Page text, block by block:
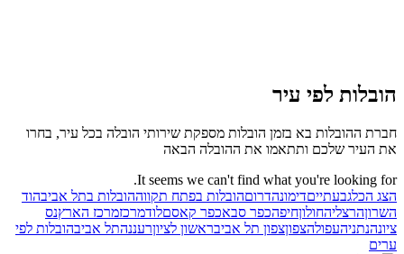
הובלות לפי עיר
חברת ההובלות בא בזמן הובלות מספקת שירותי הובלה בכל עיר, בחרו
את העיר שלכם ותתאמו את ההובלה הבאה
It seems we can't find what you're looking for.
הצג הכלגבעתייםדימונהדרוםהובלות בפתח תקווההובלות בתל אביבהוד
השרוןהרצליהחולוןחיפהכפר סבאכפר קאסםלודמרכזמרכז הארץנס
ציונהנתניהעפולהצפוןצפון תל אביבראשון לציוןרעננהתל אביבהובלות לפי
ערים